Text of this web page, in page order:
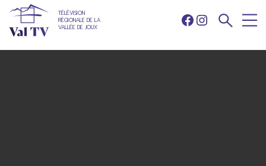
TÉLÉVISION
RÉGIONALE DE LA
VALLÉE DE JOUX
Facebook
Instagram